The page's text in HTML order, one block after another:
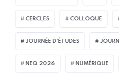
CERCLES COLLOQUE
JOURNÉE D'ÉTUDES
NEQ 2026 NUMÉRIQUE